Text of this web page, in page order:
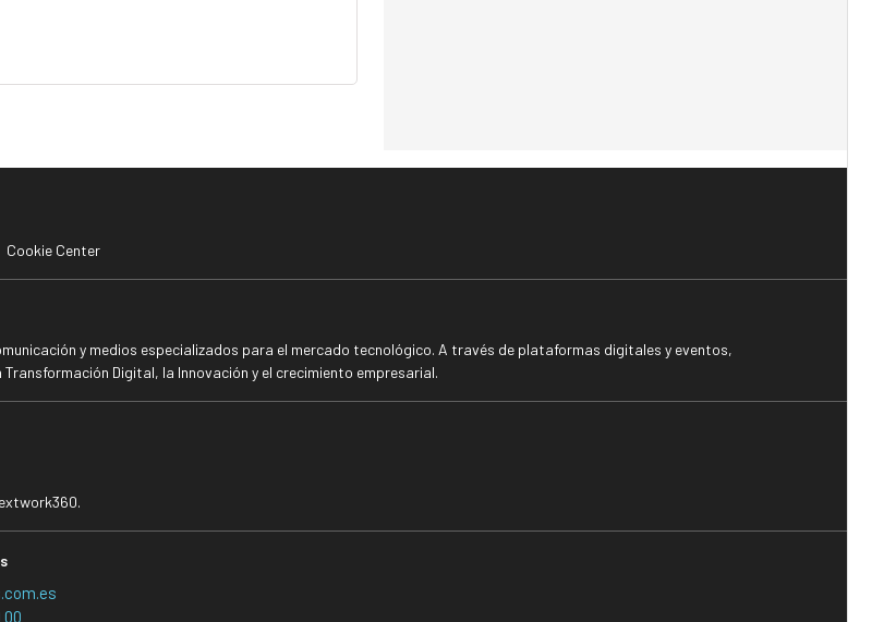
Cookie Center
y medios especializados para el mercado tecnológico. A través de plataformas digitales y eventos,
Digital, la Innovación y el crecimiento empresarial.
00